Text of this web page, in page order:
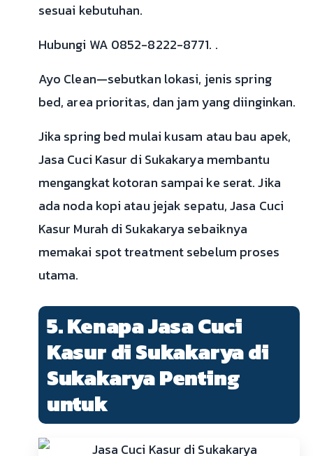
sesuai kebutuhan.
Hubungi WA 0852-8222-8771. .
Ayo Clean—sebutkan lokasi, jenis spring
bed, area prioritas, dan jam yang diinginkan.
Jika spring bed mulai kusam atau bau apek,
Jasa Cuci Kasur di Sukakarya membantu
mengangkat kotoran sampai ke serat. Jika
ada noda kopi atau jejak sepatu, Jasa Cuci
Kasur Murah di Sukakarya sebaiknya
memakai spot treatment sebelum proses
utama.
5. Kenapa Jasa Cuci
Kasur di Sukakarya di
Sukakarya Penting
untuk